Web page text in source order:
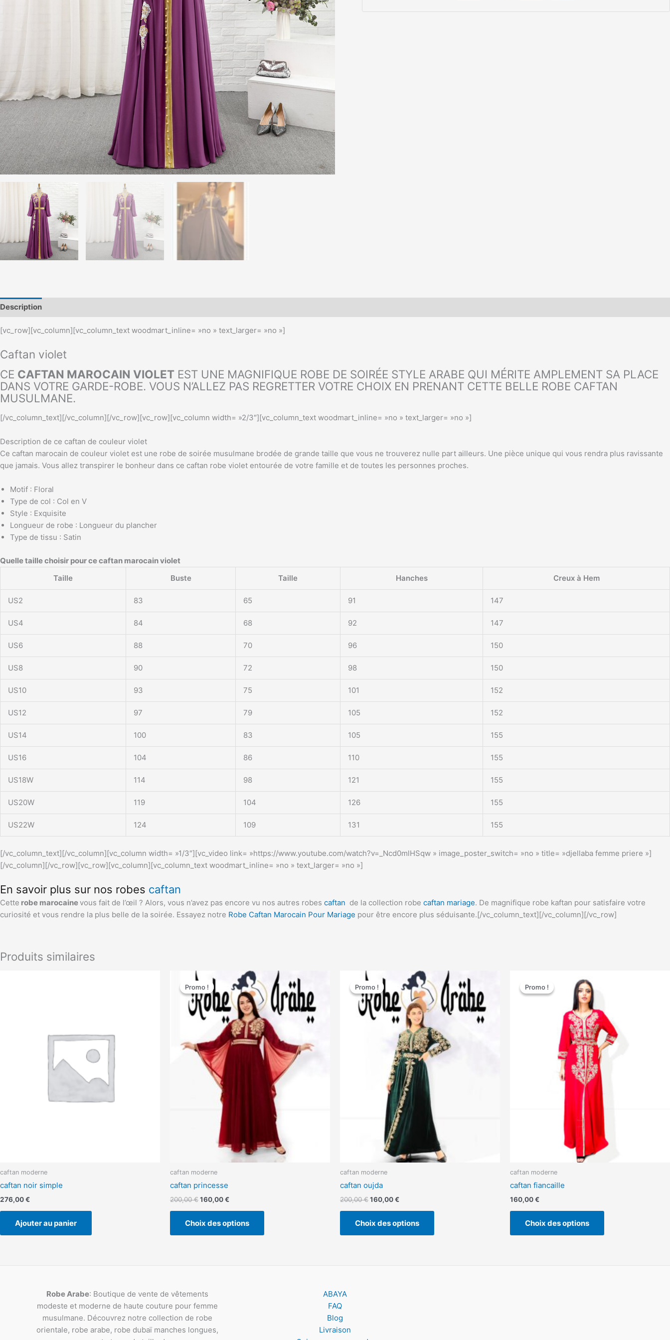
Description
[vc_row][vc_column][vc_column_text woodmart_inline= »no » text_larger= »no »]
Caftan violet
CE CAFTAN MAROCAIN VIOLET EST UNE MAGNIFIQUE ROBE DE SOIRÉE STYLE ARABE QUI MÉRITE AMPLEMENT SA PLACE
DANS VOTRE GARDE-ROBE. VOUS N’ALLEZ PAS REGRETTER VOTRE CHOIX EN PRENANT CETTE BELLE ROBE CAFTAN
MUSULMANE.
[/vc_column_text][/vc_column][/vc_row][vc_row][vc_column width= »2/3″][vc_column_text woodmart_inline= »no » text_larger= »no »]
Description de ce caftan de couleur violet
Ce caftan marocain de couleur violet est une robe de soirée musulmane brodée de grande taille que vous ne trouverez nulle part ailleurs. Une pièce unique qui vous rendra plus ravissante
que jamais. Vous allez transpirer le bonheur dans ce caftan robe violet entourée de votre famille et de toutes les personnes proches.
Motif : Floral
Type de col : Col en V
Style : Exquisite
Longueur de robe : Longueur du plancher
Type de tissu : Satin
Quelle taille choisir pour ce caftan marocain violet
Taille
Buste Taille Hanches Creux à Hem
US2 83 65 91 147
US4 84 68 92 147
US6 88 70 96 150
US8 90 72 98 150
US10 93 75 101 152
US12 97 79 105 152
US14 100 83 105 155
US16 104 86 110 155
US18W 114 98 121 155
US20W 119 104 126 155
US22W 124 109 131 155
[/vc_column_text][/vc_column][vc_column width= »1/3″][vc_video link= »https://www.youtube.com/watch?v=_Ncd0mlHSqw » image_poster_switch= »no » title= »djellaba femme priere »]
[/vc_column][/vc_row][vc_row][vc_column][vc_column_text woodmart_inline= »no » text_larger= »no »]
En savoir plus sur nos robes caftan
Cette robe marocainevous fait de l’œil ? Alors, vous n’avez pas encore vu nos autres robes caftan de la collection robe caftan mariage. De magnifique robe kaftan pour satisfaire votre
curiosité et vous rendre la plus belle de la soirée. Essayez notre Robe Caftan Marocain Pour Mariage pour être encore plus séduisante.[/vc_column_text][/vc_column][/vc_row]
Produits similaires
caftan moderne
caftan noir simple
276,00€
Ajouter au panier
Promo !
Promo !
caftan moderne
caftan princesse
200,00€
prix
initial
était :
200,00 €.
160,00€
prix
actuel
est :
160,00 €.
Choix des options
produit
a
plusieurs
variations.
Les
options
peuvent
être
choisies
sur
page
produit
Promo !
Promo !
caftan moderne
caftan oujda
200,00€
prix
initial
était :
200,00 €.
160,00€
prix
actuel
est :
160,00 €.
Choix des options
produit
a
plusieurs
Les
options
peuvent
du
produit
Promo !
Promo !
caftan moderne
caftan fiancaille
160,00€
Choix des options
plusieurs
variations.
Les
options
la
page
du
produit
Robe Arabe: Boutique de vente de vêtements
modeste et moderne de haute couture pour femme
musulmane. Découvrez notre collection de robe
orientale, robe arabe, robe dubaï manches longues,
ABAYA
FAQ
Blog
Livraison